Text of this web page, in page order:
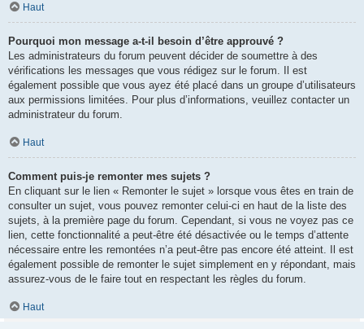
Haut
Pourquoi mon message a-t-il besoin d’être approuvé ?
Les administrateurs du forum peuvent décider de soumettre à des
vérifications les messages que vous rédigez sur le forum. Il est
également possible que vous ayez été placé dans un groupe d’utilisateurs
aux permissions limitées. Pour plus d’informations, veuillez contacter un
administrateur du forum.
Haut
Comment puis-je remonter mes sujets ?
En cliquant sur le lien « Remonter le sujet » lorsque vous êtes en train de
consulter un sujet, vous pouvez remonter celui-ci en haut de la liste des
sujets, à la première page du forum. Cependant, si vous ne voyez pas ce
lien, cette fonctionnalité a peut-être été désactivée ou le temps d’attente
nécessaire entre les remontées n’a peut-être pas encore été atteint. Il est
également possible de remonter le sujet simplement en y répondant, mais
assurez-vous de le faire tout en respectant les règles du forum.
Haut